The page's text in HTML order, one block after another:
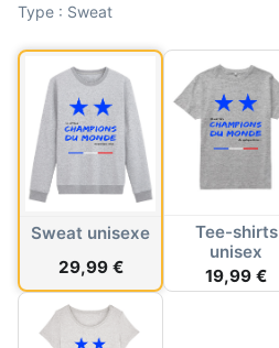
Type : Sweat
Sweat unisexe
29,99 €
Tee-shirts
unisex
19,99 €